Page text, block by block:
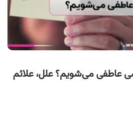
عاطفی می‌شویم؟ علل، علائم